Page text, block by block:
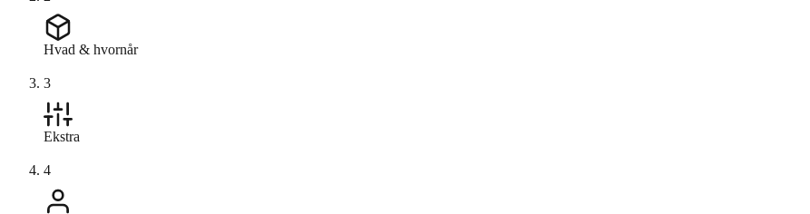
Hvad & hvornår
3
Ekstra
4